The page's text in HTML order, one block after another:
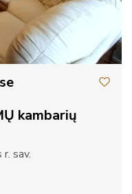
kambarių
sav.